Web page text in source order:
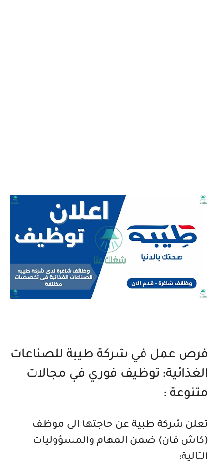
فرص عمل في شركة طيبة للصناعات
الغذائية: توظيف فوري في مجالات
متنوعة :
تعلن شركة طبية عن حاجتها الى موظف
(كاش فان) ضمن المهام والمسؤوليات
التالية: